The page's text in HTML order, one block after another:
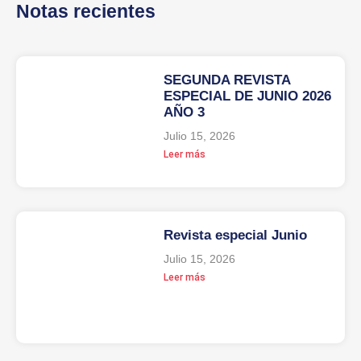
Notas recientes
SEGUNDA REVISTA
ESPECIAL DE JUNIO 2026
AÑO 3
Julio 15, 2026
Leer más
Revista especial Junio
Julio 15, 2026
Leer más